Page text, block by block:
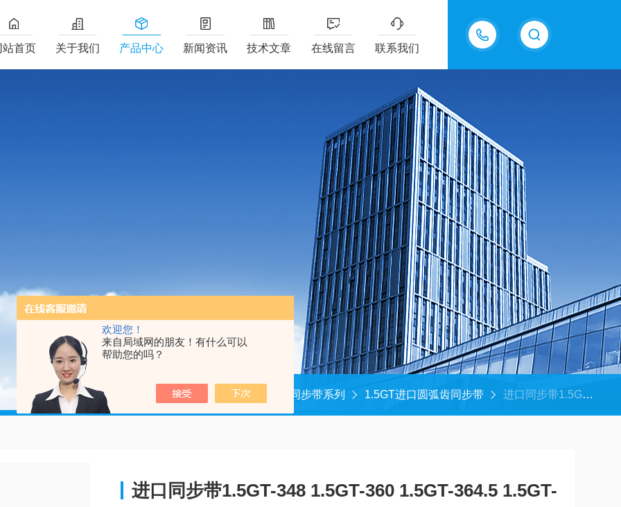
欢迎您！
来自局域网的朋友！有什么可以
帮助您的吗？
15618576711
站首页 关于我们 产品中心 新闻资讯 技术文章 在线留言 联系我们
首页 产品中心 进口同步带系列 1.5GT进口圆弧齿同步带 进口同步带1.5GT-348 1.5GT-360 1.5GT-364.5 1.5GT-366 1.5GT-373.5
进口同步带1.5GT-348 1.5GT-360 1.5GT-364.5 1.5GT-